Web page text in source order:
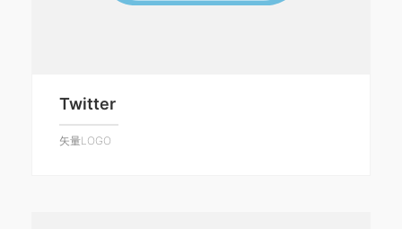
Twitter
矢量LOGO